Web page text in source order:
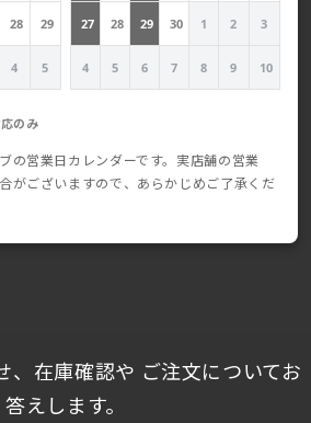
28 29
4 5
27 28 29 30 1 2 3
4 5 6 7 8 9 10
のみ
の営業日カレンダーです。実店舗の営業
がございますので、あらかじめご了承くだ
、在庫確認や ご注文についてお
答えします。